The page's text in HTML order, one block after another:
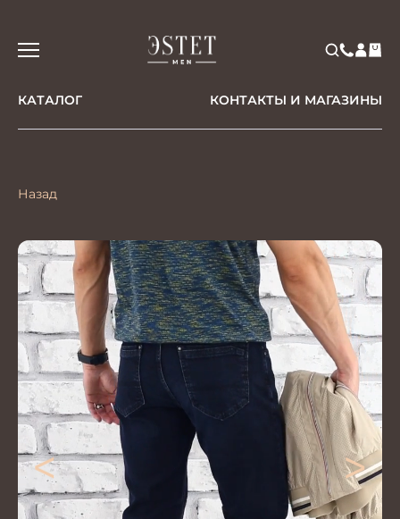
КАТАЛОГ КОНТАКТЫ И МАГАЗИНЫ
Назад
< >